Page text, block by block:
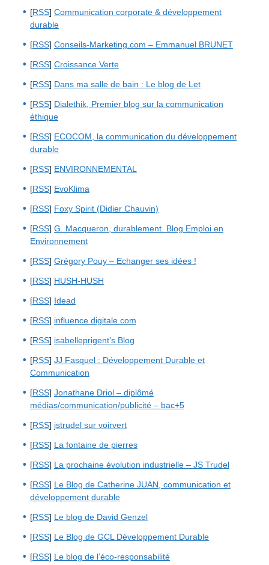
[RSS] Communication corporate & développement
durable
[RSS] Conseils-Marketing.com – Emmanuel BRUNET
[RSS] Croissance Verte
[RSS] Dans ma salle de bain : Le blog de Let
[RSS] Dialethik, Premier blog sur la communication
éthique
[RSS] ECOCOM, la communication du développement
durable
[RSS] ENVIRONNEMENTAL
[RSS] EvoKlima
[RSS] Foxy Spirit (Didier Chauvin)
[RSS] G. Macqueron, durablement. Blog Emploi en
Environnement
[RSS] Grégory Pouy – Echanger ses idées !
[RSS] HUSH-HUSH
[RSS] Idead
[RSS] influence digitale.com
[RSS] isabelleprigent’s Blog
[RSS] JJ Fasquel : Développement Durable et
Communication
[RSS] Jonathane Driol – diplômé
médias/communication/publicité – bac+5
[RSS] jstrudel sur voirvert
[RSS] La fontaine de pierres
[RSS] La prochaine évolution industrielle – JS Trudel
[RSS] Le Blog de Catherine JUAN, communication et
développement durable
[RSS] Le blog de David Genzel
[RSS] Le Blog de GCL Développement Durable
[RSS] Le blog de l’éco-responsabilité